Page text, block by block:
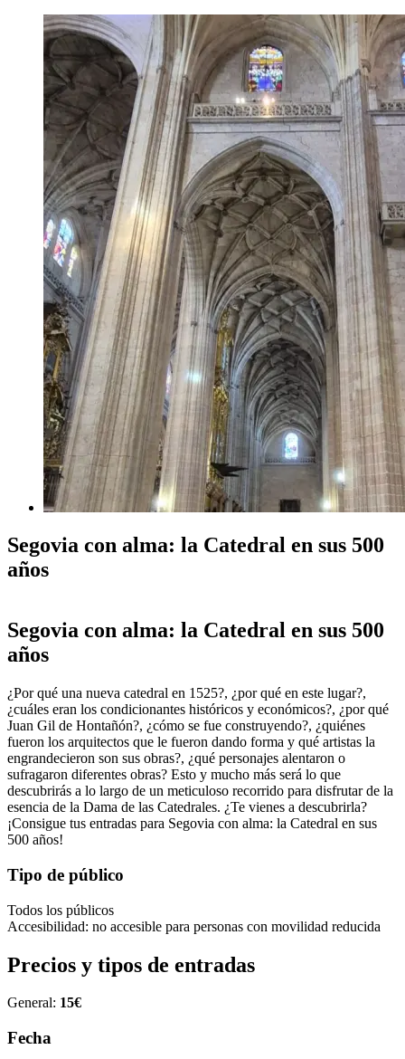
Segovia con alma: la Catedral en sus 500
años
Segovia con alma: la Catedral en sus 500
años
¿Por qué una nueva catedral en 1525?, ¿por qué en este lugar?,
¿cuáles eran los condicionantes históricos y económicos?, ¿por qué
Juan Gil de Hontañón?, ¿cómo se fue construyendo?, ¿quiénes
fueron los arquitectos que le fueron dando forma y qué artistas la
engrandecieron son sus obras?, ¿qué personajes alentaron o
sufragaron diferentes obras? Esto y mucho más será lo que
descubrirás a lo largo de un meticuloso recorrido para disfrutar de la
esencia de la Dama de las Catedrales. ¿Te vienes a descubrirla?
¡Consigue tus entradas para Segovia con alma: la Catedral en sus
500 años!
Tipo de público
Todos los públicos
Accesibilidad: no accesible para personas con movilidad reducida
Precios y tipos de entradas
General: 15€
Fecha